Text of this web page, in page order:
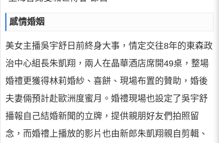
感情婚姻
美女主播吳宇舒日前終身大事，情定交往8年的東森政
治中心組長朱凱翔，兩人在晶華酒店席開49桌，整場
婚禮更獲得林莉婚紗、喜餅、現場布置的贊助，婚後
夫妻倆預計赴歐洲度蜜月。婚禮現場也設定了吳宇舒
播報自己結婚新聞的立牌，提供親朋好友們拍照留
念，而婚禮上播放的影片也由新郎朱凱翔親自剪輯、